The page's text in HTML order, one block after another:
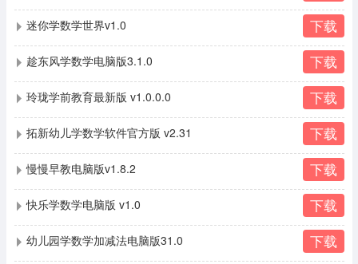
迷你学数学世界v1.0 下载
趁东风学数学电脑版3.1.0 下载
玲珑学前教育最新版 v1.0.0.0 下载
拓新幼儿学数学软件官方版 v2.31 下载
慢慢早教电脑版v1.8.2 下载
快乐学数学电脑版 v1.0 下载
幼儿园学数学加减法电脑版31.0 下载